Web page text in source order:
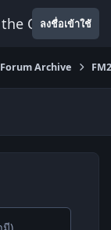
Only
ลงชื่อเข้าใช้
Archive